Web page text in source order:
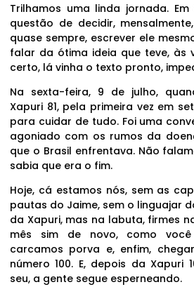
Trilhamos uma linda jornada.
questão de decidir,
quase sempre, escrever ele
falar da ótima ideia que teve, às
certo, lá vinha o texto pronto,
Na sexta-feira, 9 de julho,
Xapuri 81, pela primeira vez em
para cuidar de tudo. Foi uma
agoniado com os rumos da
que o Brasil enfrentava. Não
sabia que era o fim.
Hoje, cá estamos nós, sem as
pautas do Jaime, sem o linguajar
da Xapuri, mas na labuta, firmes
mês sim de novo, como você
carcamos porva e, enfim,
número 100. E, depois da Xapuri
seu, a gente segue esperneando.